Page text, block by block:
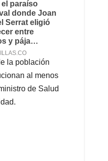
la población
al menos
de Salud